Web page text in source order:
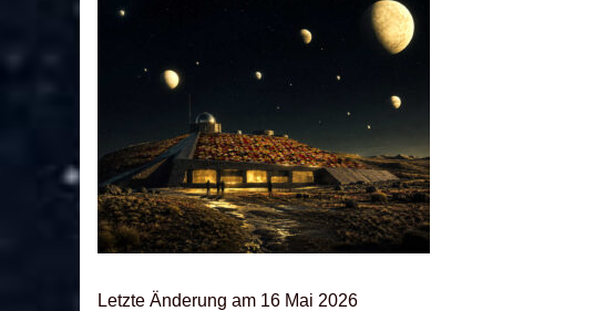
Letz­te Ände­rung am 16 Mai 2026